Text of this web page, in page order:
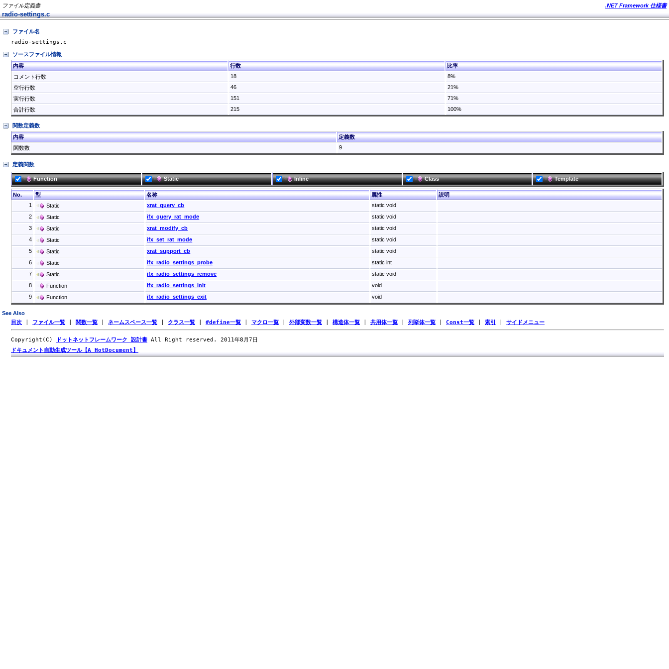
ファイル定義書 .NET Framework 仕様書
radio-settings.c
ファイル名
radio-settings.c
ソースファイル情報
内容
行数
比率
コメント行数
18
8%
空行行数
46
21%
実行行数
151
71%
合計行数
215 100%
関数定義数
内容
定義数
関数数
9
定義関数
Function Static Inline Class Template
No. 型 名称 属性
説明
1
Static xrat_query_cb
static void
2
Static ifx_query_rat_mode
static void
3
Static xrat_modify_cb
static void
4
Static ifx_set_rat_mode
static void
5
Static xrat_support_cb
static void
6
Static ifx_radio_settings_probe
static int
7
Static ifx_radio_settings_remove
static void
8
Function ifx_radio_settings_init
void
9
Function ifx_radio_settings_exit void
See Also
目次 ファイル一覧 関数一覧 ネームスペース一覧 クラス一覧 #define一覧 マクロ一覧 外部変数一覧 構造体一覧 共用体一覧 列挙体一覧 Const一覧 索引 サイドメニュー
Copyright(C) ドットネットフレームワーク 設計書 All Right reserved. 2011年8月7日
ドキュメント自動生成ツール【A HotDocument】